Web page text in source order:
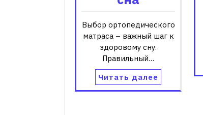
Выбор ортопедического
матраса – важный шаг к
здоровому сну.
Правильный…
Читать далее